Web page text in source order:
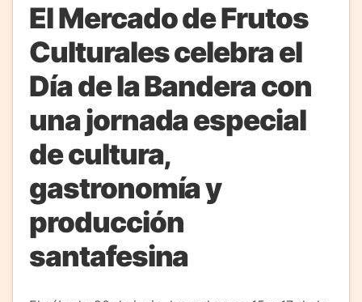
El Mercado de Frutos
Culturales celebra el
Día de la Bandera con
una jornada especial
de cultura,
gastronomía y
producción
santafesina